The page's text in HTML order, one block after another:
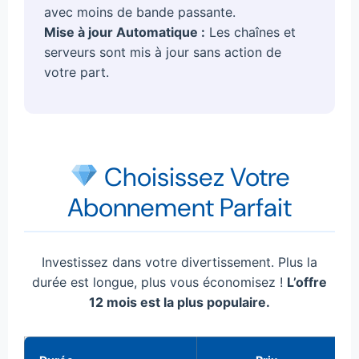
avec moins de bande passante.
Mise à jour Automatique : Les chaînes et
serveurs sont mis à jour sans action de
votre part.
Choisissez Votre
Abonnement Parfait
Investissez dans votre divertissement. Plus la
durée est longue, plus vous économisez ! L’offre
12 mois est la plus populaire.